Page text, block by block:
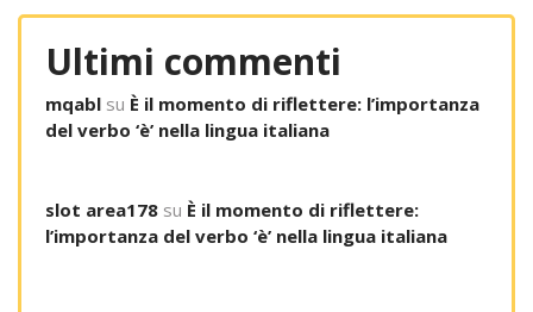
Ultimi commenti
mqabl su È il momento di riflettere: l’importanza
del verbo ‘è’ nella lingua italiana
slot area178 su È il momento di riflettere:
l’importanza del verbo ‘è’ nella lingua italiana